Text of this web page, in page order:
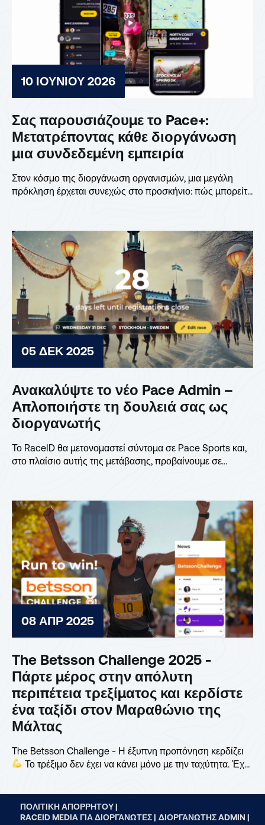
10 ΙΟΥΝΊΟΥ 2026
Σας παρουσιάζουμε το Pace+:
Μετατρέποντας κάθε διοργάνωση
μια συνδεδεμένη εμπειρία
Στον κόσμο της διοργάνωση οργανισμών, μια μεγάλη
πρόκληση έρχεται συνεχώς στο προσκήνιο: πώς μπορείτε
05 ΔΕΚ 2025
Ανακαλύψτε το νέο Pace Admin –
Απλοποιήστε τη δουλειά σας ως
διοργανωτής
Το RaceID θα μετονομαστεί σύντομα σε Pace Sports και,
στο πλαίσιο αυτής της μετάβασης, προβαίνουμε σε
08 ΑΠΡ 2025
The Betsson Challenge 2025 -
Πάρτε μέρος στην απόλυτη
περιπέτεια τρεξίματος και κερδίστε
ένα ταξίδι στον Μαραθώνιο της
Μάλτας
The Betsson Challenge - Η έξυπνη προπόνηση κερδίζει
Το τρέξιμο δεν έχει να κάνει μόνο με την ταχύτητα. Έχει
ΠΟΛΙΤΙΚΉ ΑΠΟΡΡΉΤΟΥ |
RACEID MEDIA ΓΙΑ ΔΙΟΡΓΑΝΩΤΈΣ | ΔΙΟΡΓΑΝΩΤΉΣ ADMIN |